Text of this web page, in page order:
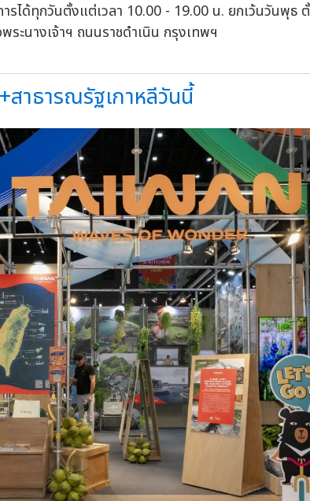
ารได้ทุกวันตั้งแต่เวลา 10.00 - 19.00 น. ยกเว้นวันพุ
นางเจ้าฯ ถนนราชดำเนิน กรุงเทพฯ
าธารณรัฐเกาหลีวันนี้